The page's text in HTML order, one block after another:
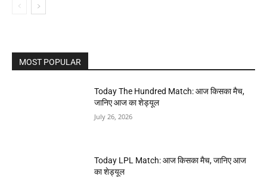
MOST POPULAR
Today The Hundred Match: आज किसका मैच,
जानिए आज का शेड्यूल
July 26, 2026
Today LPL Match: आज किसका मैच, जानिए आज
का शेड्यूल